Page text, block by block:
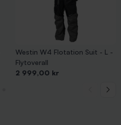
Westin W4 Flotation Suit - L -
Flytoverall
Pris
2 999,00 kr